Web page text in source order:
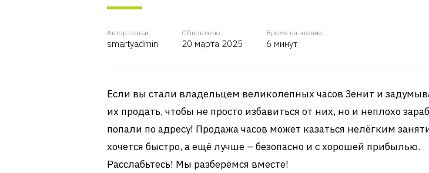
Автор статьи:
smartyadmin
Обновлено:
20 марта 2025
Время на чтение:
6 минут
Если вы стали владельцем великолепных часов Зенит и
их продать, чтобы не просто избавиться от них, но и неплохо
попали по адресу! Продажа часов может казаться нелёгким
хочется быстро, а ещё лучше – безопасно и с хорошей прибылью.
Расслабьтесь! Мы разберёмся вместе!